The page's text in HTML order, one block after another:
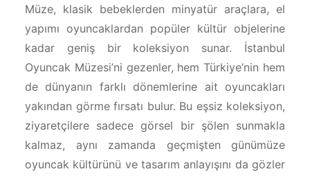
Müze, klasik bebeklerden minyatür araçlara, el
yapımı oyuncaklardan popüler kültür objelerine
kadar geniş bir koleksiyon sunar. İstanbul
Oyuncak Müzesi’ni gezenler, hem Türkiye’nin hem
de dünyanın farklı dönemlerine ait oyuncakları
yakından görme fırsatı bulur. Bu eşsiz koleksiyon,
ziyaretçilere sadece görsel bir şölen sunmakla
kalmaz, aynı zamanda geçmişten günümüze
oyuncak kültürünü ve tasarım anlayışını da gözler